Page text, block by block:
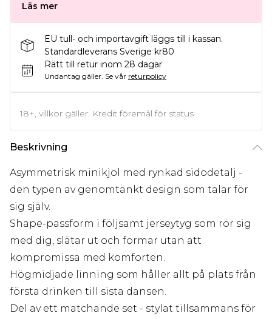
Läs mer
EU tull- och importavgift läggs till i kassan.
Standardleverans Sverige kr80
Rätt till retur inom 28 dagar
Undantag gäller. Se vår returpolicy
18+, villkor gäller. Kredit föremål för status
Beskrivning
Asymmetrisk minikjol med rynkad sidodetalj -
den typen av genomtänkt design som talar för
sig själv.
Shape-passform i följsamt jerseytyg som rör sig
med dig, slätar ut och formar utan att
kompromissa med komforten.
Högmidjade linning som håller allt på plats från
första drinken till sista dansen.
Del av ett matchande set - stylat tillsammans för